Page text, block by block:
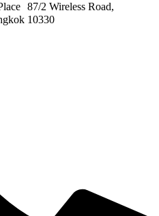
87/2 Wireless Road,
10330